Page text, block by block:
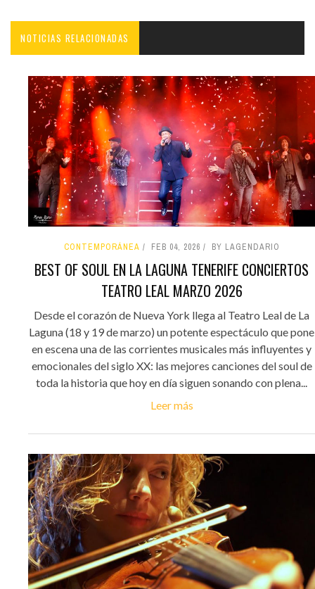
NOTICIAS RELACIONADAS
CONTEMPORÁNEA FEB 04, 2026 BY LAGENDARIO
BEST OF SOUL EN LA LAGUNA TENERIFE CONCIERTOS
TEATRO LEAL MARZO 2026
Desde el corazón de Nueva York llega al Teatro Leal de La
Laguna (18 y 19 de marzo) un potente espectáculo que pone
en escena una de las corrientes musicales más influyentes y
emocionales del siglo XX: las mejores canciones del soul de
toda la historia que hoy en día siguen sonando con plena...
Leer más